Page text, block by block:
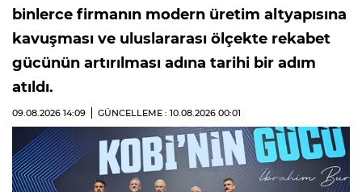
binlerce firmanın modern üretim altyapısına
kavuşması ve uluslararası ölçekte rekabet
gücünün artırılması adına tarihi bir adım
atıldı.
09.08.2026 14:09 GÜNCELLEME : 10.08.2026 00:01